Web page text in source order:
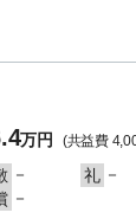
万円 (共益費
－ 礼 －
－